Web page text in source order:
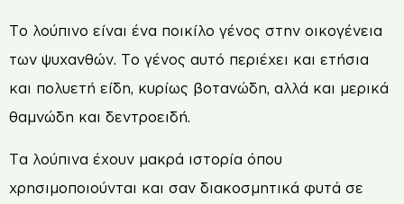
Το λούπινο είναι ένα ποικίλο γένος στην οικογένεια
των ψυχανθών. Το γένος αυτό περιέχει και ετήσια
και πολυετή είδη, κυρίως βοτανώδη, αλλά και μερικά
θαμνώδη και δεντροειδή.
Τα λούπινα έχουν μακρά ιστορία όπου
χρησιμοποιούνται και σαν διακοσμητικά φυτά σε